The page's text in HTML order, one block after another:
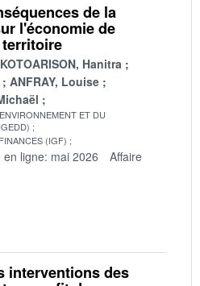
de la
l'économie de
territoire
Hanitra
ANFRAY, Louise
ET DU
(IGF)
en ligne: mai 2026
Affaire
interventions des